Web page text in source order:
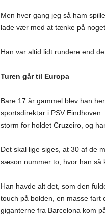
Men hver gang jeg så ham
lade vær med at tænke på noget.
Han var altid lidt rundere end
Turen går til Europa
Bare 17 år gammel blev han
sportsdirektør i PSV
storm for holdet Cruzeiro, og
Det skal lige siges, at 30 af de
sæson nummer to, hvor han så
Han havde alt det, som den
touch på bolden, en masse fart
giganterne fra Barcelona kom